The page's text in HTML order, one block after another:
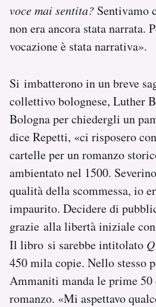
voce mai sentita? Sentivamo
non era ancora stata narrata.
vocazione è stata narrativa».
Si imbatterono in un breve
collettivo bolognese, Luther
Bologna per chiedergli un
dice Repetti, «ci risposero
cartelle per un romanzo
ambientato nel 1500.
qualità della scommessa, io
impaurito. Decidere di
grazie alla libertà iniziale
Il libro si sarebbe intitolato Q
450 mila copie. Nello stesso
Ammaniti manda le prime
romanzo. «Mi aspettavo